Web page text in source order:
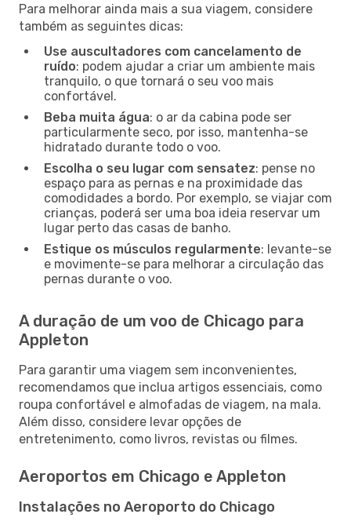
Para melhorar ainda mais a sua viagem, considere
também as seguintes dicas:
Use auscultadores com cancelamento de
ruído: podem ajudar a criar um ambiente mais
tranquilo, o que tornará o seu voo mais
confortável.
Beba muita água: o ar da cabina pode ser
particularmente seco, por isso, mantenha-se
hidratado durante todo o voo.
Escolha o seu lugar com sensatez: pense no
espaço para as pernas e na proximidade das
comodidades a bordo. Por exemplo, se viajar com
crianças, poderá ser uma boa ideia reservar um
lugar perto das casas de banho.
Estique os músculos regularmente: levante-se
e movimente-se para melhorar a circulação das
pernas durante o voo.
A duração de um voo de Chicago para
Appleton
Para garantir uma viagem sem inconvenientes,
recomendamos que inclua artigos essenciais, como
roupa confortável e almofadas de viagem, na mala.
Além disso, considere levar opções de
entretenimento, como livros, revistas ou filmes.
Aeroportos em Chicago e Appleton
Instalações no Aeroporto do Chicago